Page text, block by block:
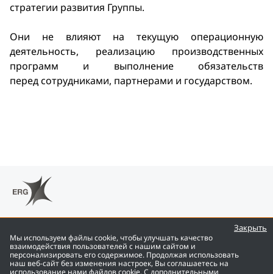
Мы используем файлы cookie, чтобы улучшать качество
взаимодействия пользователей с нашим сайтом и
персонализировать его содержимое. Продолжая использовать
наш веб-сайт без изменения настроек, Вы соглашаетесь на
использование нами файлов cookie. С дополнительными
Закрыть
стратегии развития Группы.
Они не влияют на текущую операционную
деятельность, реализацию производственных
программ и выполнение обязательств
перед сотрудниками, партнерами и государством.
ENG